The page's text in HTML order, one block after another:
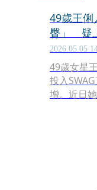
49歲王俐
臀」 疑
2026.05.05
49歲女星
投入
增。近日